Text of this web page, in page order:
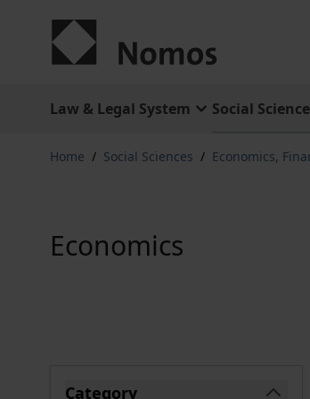
Law & Legal System Social
Home / Social Sciences / Economics,
Economics
Category